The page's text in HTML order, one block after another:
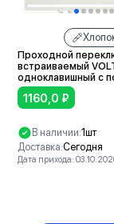
Проходной
встраиваемый
одноклавишный с
10А (хлопок)
1160,0 ₽
В наличии:1шт
Доставка:Сегодня
Дата прихода: